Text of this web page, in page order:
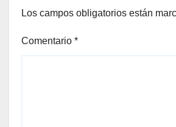
Los campos obligatorios están
Comentario *